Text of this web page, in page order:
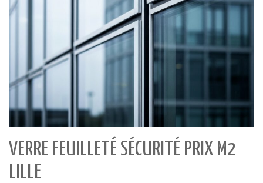
VERRE FEUILLETÉ SÉCURITÉ PRIX M2
LILLE